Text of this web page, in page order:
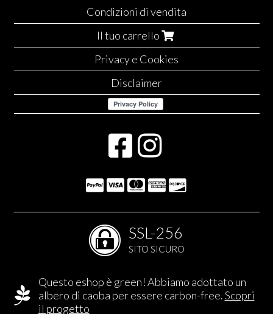
Condizioni di vendita
Il tuo carrello
Privacy e Cookies
Disclaimer
SSL-256
SITO SICURO
Questo eshop è green! Abbiamo adottato un
albero di caoba per essere carbon-free.Scopri
il progetto